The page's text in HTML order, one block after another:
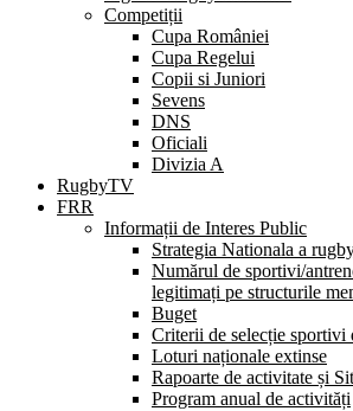
Competiții
Cupa României
Cupa Regelui
Copii si Juniori
Sevens
DNS
Oficiali
Divizia A
RugbyTV
FRR
Informații de Interes Public
Strategia Nationala a
Numărul de sportivi/
legitimați pe structurile
Buget
Criterii de selecție sportivi
Loturi naționale extinse
Rapoarte de activitate și
Program anual de activități